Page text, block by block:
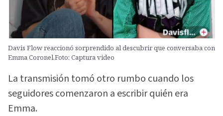
Davis Flow reaccionó sorprendido al descubrir que conversaba con
Emma Coronel.Foto: Captura video
La transmisión tomó otro rumbo cuando los
seguidores comenzaron a escribir quién era
Emma.